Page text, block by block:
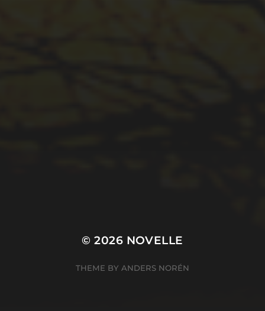
© 2026 NOVELLE
THEME BY ANDERS NORÉN